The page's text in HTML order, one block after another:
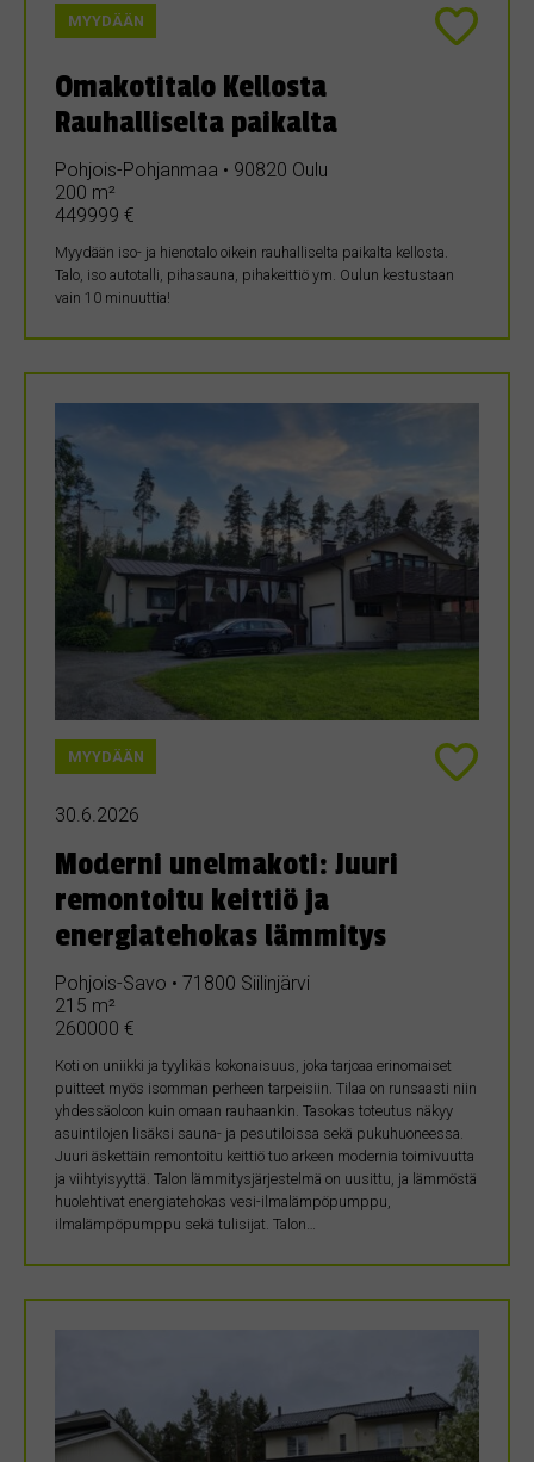
MYYDÄÄN
Omakotitalo Kellosta
Rauhalliselta paikalta
Pohjois-Pohjanmaa • 90820 Oulu
200 m²
449999 €
Myydään iso- ja hienotalo oikein rauhalliselta paikalta kellosta.
Talo, iso autotalli, pihasauna, pihakeittiö ym. Oulun kestustaan
vain 10 minuuttia!
MYYDÄÄN
30.6.2026
Moderni unelmakoti: Juuri
remontoitu keittiö ja
energiatehokas lämmitys
Pohjois-Savo • 71800 Siilinjärvi
215 m²
260000 €
Koti on uniikki ja tyylikäs kokonaisuus, joka tarjoaa erinomaiset
puitteet myös isomman perheen tarpeisiin. Tilaa on runsaasti niin
yhdessäoloon kuin omaan rauhaankin. Tasokas toteutus näkyy
asuintilojen lisäksi sauna- ja pesutiloissa sekä pukuhuoneessa.
Juuri äskettäin remontoitu keittiö tuo arkeen modernia toimivuutta
ja viihtyisyyttä. Talon lämmitysjärjestelmä on uusittu, ja lämmöstä
huolehtivat energiatehokas vesi-ilmalämpöpumppu,
ilmalämpöpumppu sekä tulisijat. Talon…